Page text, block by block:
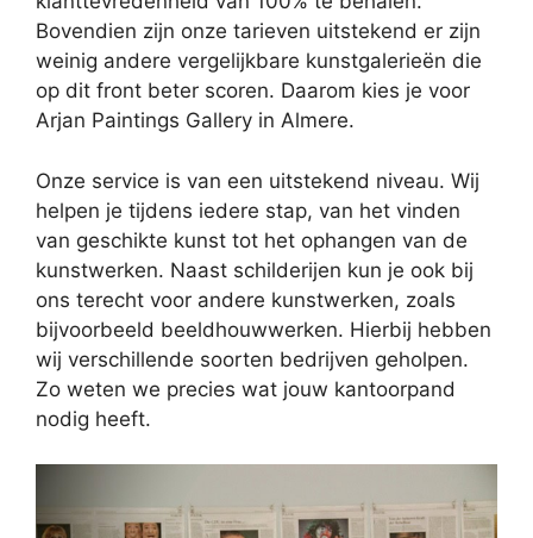
Bovendien zijn onze tarieven uitstekend er zijn
weinig andere vergelijkbare kunstgalerieën die
op dit front beter scoren. Daarom kies je voor
Arjan Paintings Gallery in Almere.
Onze service is van een uitstekend niveau. Wij
helpen je tijdens iedere stap, van het vinden
van geschikte kunst tot het ophangen van de
kunstwerken. Naast schilderijen kun je ook bij
ons terecht voor andere kunstwerken, zoals
bijvoorbeeld beeldhouwwerken. Hierbij hebben
wij verschillende soorten bedrijven geholpen.
Zo weten we precies wat jouw kantoorpand
nodig heeft.